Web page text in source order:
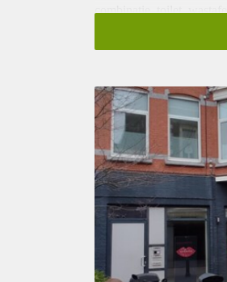
combinatie, toilet,
die gebruikt kan worden
Huurgegevens: